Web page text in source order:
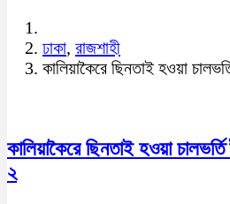
ঢাকা, রাজশাহী
কালিয়াকৈরে ছিনতাই হওয়া
কালিয়াকৈরে ছিনতাই হওয়া
২